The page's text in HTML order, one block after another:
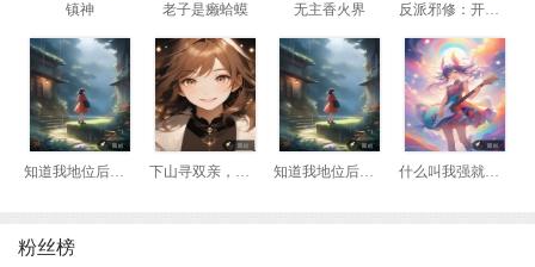
镇神 老子是癞蛤蟆 无主香火界 反派邪修：开局我是瘸腿老头
知道我地位后，前妻悔哭了 下山寻双亲，我靠相术断生死！ 知道我地位后，前妻悔哭了 什么叫我强就该死？那我换到妖兽阵营！
粉丝榜